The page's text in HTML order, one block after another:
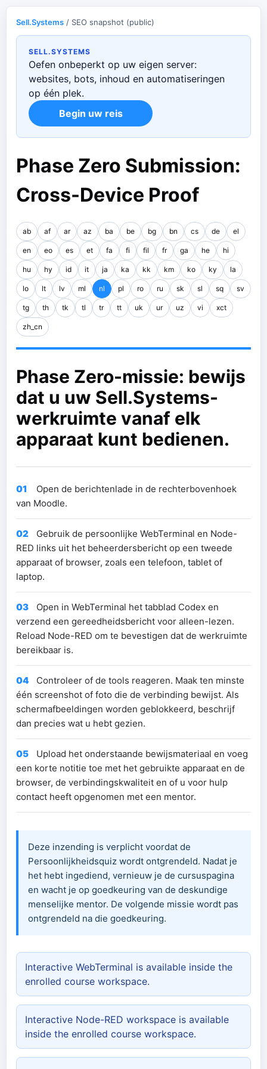
Sell.Systems / SEO snapshot (public)
SELL.SYSTEMS
Oefen onbeperkt op uw eigen server:
websites, bots, inhoud en automatiseringen
op één plek.
Begin uw reis
Phase Zero Submission:
Cross-Device Proof
ab af ar az ba be bg bn cs de el
en eo es et fa fi fil fr ga he hi
hu hy id it ja ka kk km ko ky la
lo lt lv ml nl pl ro ru sk sl sq sv
tg th tk tl tr tt uk ur uz vi xct
zh_cn
Phase Zero-missie: bewijs
dat u uw Sell.Systems-
werkruimte vanaf elk
apparaat kunt bedienen.
01
Open de berichtenlade in de rechterbovenhoek
van Moodle.
02
Gebruik de persoonlijke WebTerminal en Node-
RED links uit het beheerdersbericht op een tweede
apparaat of browser, zoals een telefoon, tablet of
laptop.
03
Open in WebTerminal het tabblad Codex en
verzend een gereedheidsbericht voor alleen-lezen.
Reload Node-RED om te bevestigen dat de werkruimte
bereikbaar is.
04
Controleer of de tools reageren. Maak ten minste
één screenshot of foto die de verbinding bewijst. Als
schermafbeeldingen worden geblokkeerd, beschrijf
dan precies wat u hebt gezien.
05
Upload het onderstaande bewijsmateriaal en voeg
een korte notitie toe met het gebruikte apparaat en de
browser, de verbindingskwaliteit en of u voor hulp
contact heeft opgenomen met een mentor.
Deze inzending is verplicht voordat de
Persoonlijkheidsquiz wordt ontgrendeld. Nadat je
het hebt ingediend, vernieuw je de cursuspagina
en wacht je op goedkeuring van de deskundige
menselijke mentor. De volgende missie wordt pas
ontgrendeld na die goedkeuring.
Interactive WebTerminal is available inside the
enrolled course workspace.
Interactive Node-RED workspace is available
inside the enrolled course workspace.